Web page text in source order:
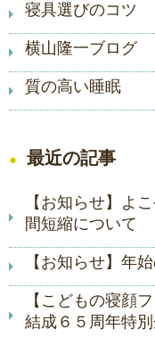
寝具選びのコツ
横山隆一ブログ
質の高い睡眠
最近の記事
【お知らせ】よ
間短縮について
【お知らせ】年
【こどもの寝顔
結成６５周年特